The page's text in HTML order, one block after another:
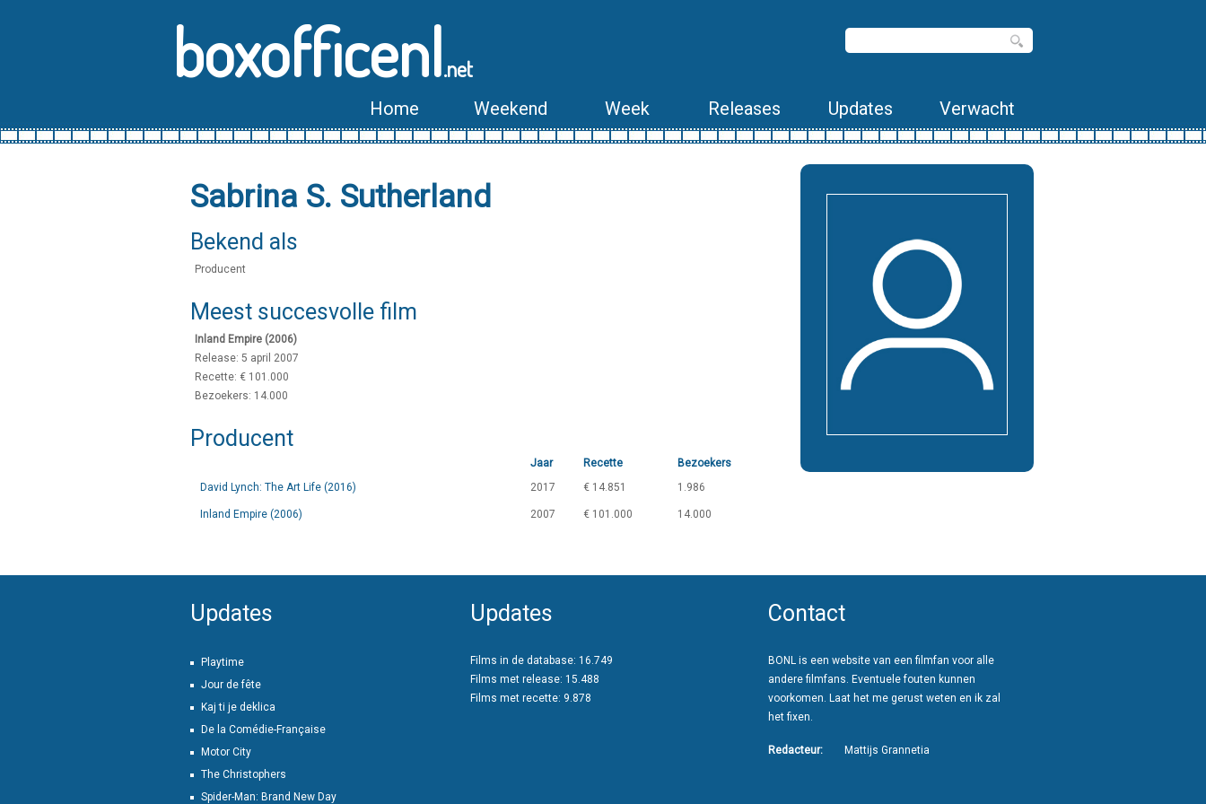
boxofficenl.net
Home Weekend Week Releases Updates Verwacht
Sabrina S. Sutherland
Bekend als
Producent
Meest succesvolle film
Inland Empire (2006)
Release: 5 april 2007
Recette: € 101.000
Bezoekers: 14.000
Producent
Jaar Recette
Bezoekers
David Lynch: The Art Life (2016)
2017 € 14.851 1.986
Inland Empire (2006) 2007 € 101.000 14.000
Updates
Playtime
Jour de fête
Kaj ti je deklica
De la Comédie-Française
Motor City
The Christophers
Spider-Man: Brand New Day
Updates
Films in de database: 16.749
Films met release: 15.488
Films met recette: 9.878
Contact
BONL is een website van een filmfan voor alle
andere filmfans. Eventuele fouten kunnen
voorkomen. Laat het me gerust weten en ik zal
het fixen.
Redacteur: Mattijs Grannetia